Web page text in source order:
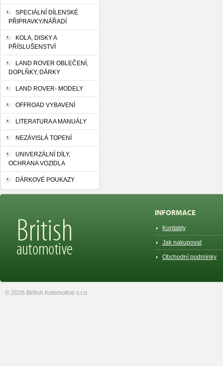
SPECIÁLNÍ DÍLENSKÉ
PŘIPRAVKY/NÁŘADÍ
KOLA, DISKY A
PŘÍSLUŠENSTVÍ
LAND ROVER OBLEČENÍ,
DOPLŇKY, DÁRKY
LAND ROVER- MODELY
OFFROAD VYBAVENÍ
LITERATURA A MANUÁLY
NEZÁVISLÁ TOPENÍ
UNIVERZÁLNÍ DÍLY,
OCHRANA VOZIDLA
DÁRKOVÉ POUKAZY
INFORMACE
Kontakty
Jak nakupovat
Obchodní podmínky
© 2026 British Automotive s.r.o.